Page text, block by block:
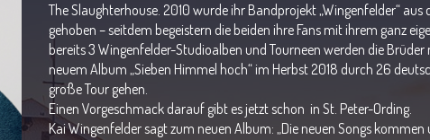
The Slaughterhouse. 2010 wurde ihr Bandprojekt „Wingenfelder“ aus
gehoben – seitdem begeistern die beiden ihre Fans mit ihrem ganz
bereits 3 Wingenfelder-Studioalben und Tourneen werden die
neuem Album „Sieben Himmel hoch“ im Herbst 2018 durch 26
große Tour gehen.
Einen Vorgeschmack darauf gibt es jetzt schon in St. Peter-Ording.
Kai Wingenfelder sagt zum neuen Album: „Die neuen Songs kommen